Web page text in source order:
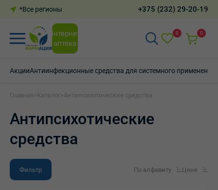
*Все регионы +375 (232) 29-20-19
Интернет-
аптека
0 0
АкцииАнтиинфекционные средства для системного применения
Главная >Каталог>Антипсихотические средства
Антипсихотические
средства
Фильтр По алфавиту Цене